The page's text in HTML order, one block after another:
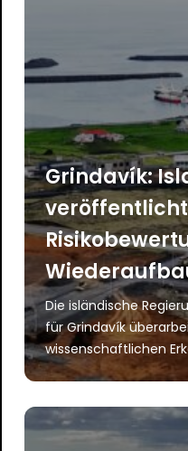
Grindavík:
Die isländische
für Grindavík
wissenschaftlichen